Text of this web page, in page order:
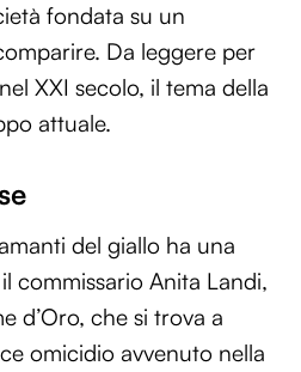
fondata su un
Da leggere per
XXI secolo, il tema della
attuale.
del giallo ha una
commissario Anita Landi,
d’Oro, che si trova a
omicidio avvenuto nella